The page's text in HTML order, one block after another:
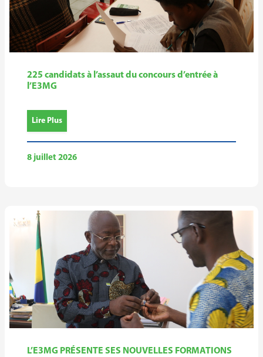
225 candidats à l’assaut du concours d’entrée à
l’E3MG
Lire Plus
8 juillet 2026
L’E3MG PRÉSENTE SES NOUVELLES FORMATIONS